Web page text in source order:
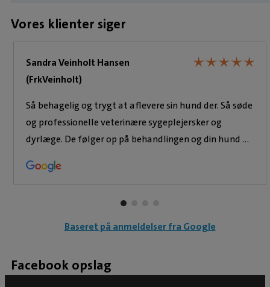
Vores klienter siger
Sandra Veinholt Hansen
(FrkVeinholt)
★★★★★
★★★★★
Så behagelig og trygt at aflevere sin hund der. Så søde
og professionelle veterinære sygeplejersker og
dyrlæge. De følger op på behandlingen og din hund og
er meget omsorgsfulde og man ved at ens kæledyr er
Baseret på anmeldelser fra Google
Facebook opslag